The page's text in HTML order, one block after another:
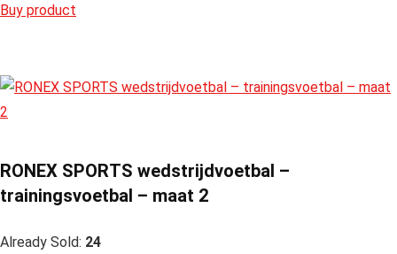
Buy product
RONEX SPORTS wedstrijdvoetbal –
trainingsvoetbal – maat 2
Already Sold: 24